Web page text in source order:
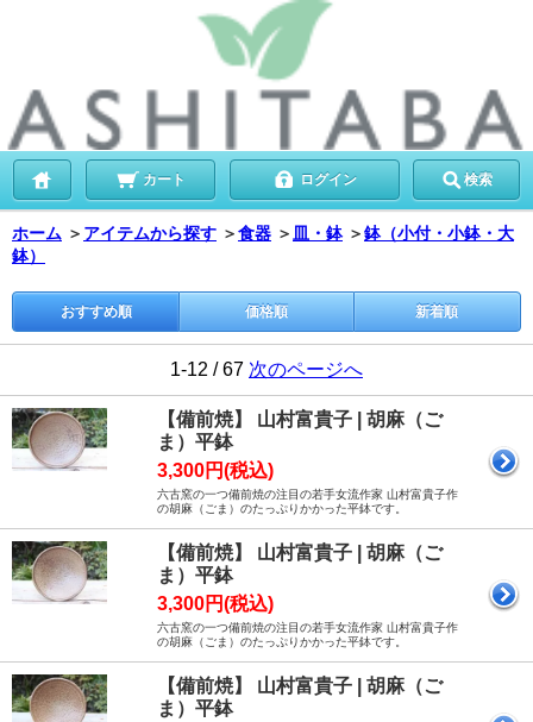
カート ログイン 検索
ホーム ＞ アイテムから探す ＞食器 ＞ 皿・鉢 ＞鉢（小付・小鉢・大
鉢）
おすすめ順 価格順 新着順
1-12 / 67 次のページへ
【備前焼】 山村富貴子 | 胡麻（ご
ま）平鉢
3,300円(税込)
六古窯の一つ備前焼の注目の若手女流作家 山村富貴子作
の胡麻（ごま）のたっぷりかかった平鉢です。
【備前焼】 山村富貴子 | 胡麻（ご
ま）平鉢
3,300円(税込)
六古窯の一つ備前焼の注目の若手女流作家 山村富貴子作
の胡麻（ごま）のたっぷりかかった平鉢です。
【備前焼】 山村富貴子 | 胡麻（ご
ま）平鉢